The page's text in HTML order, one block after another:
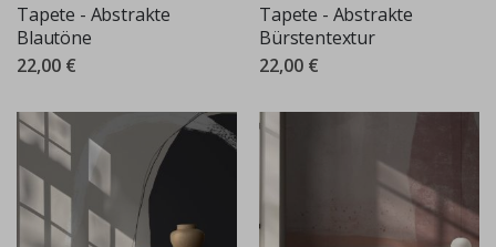
Tapete - Abstrakte
Blautöne
22,00 €
Tapete - Abstrakte
Bürstentextur
22,00 €